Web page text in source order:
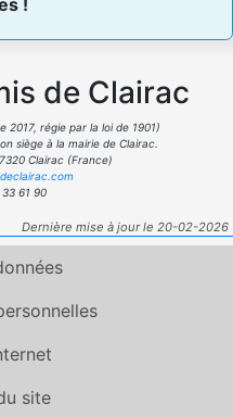
de Clairac
2017, régie par la loi de 1901)
siège à la mairie de Clairac.
Clairac (France)
61 90
Dernière mise à jour le 20-02-2026
site